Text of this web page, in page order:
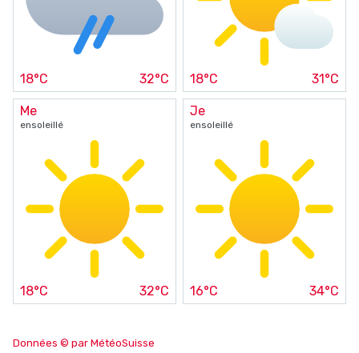
18°C 32°C 18°C 31°C
Me
ensoleillé
18°C 32°C
Je
ensoleillé
16°C 34°C
Données © par MétéoSuisse